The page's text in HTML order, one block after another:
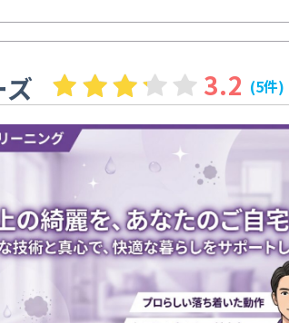
ズ 3.2 (5件)